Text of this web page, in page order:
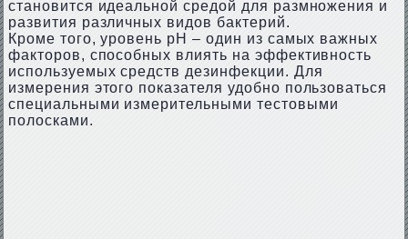
становится идеальной средой для размножения и
развития различных видов бактерий.
Кроме того, уровень pH – один из самых важных
факторов, способных влиять на эффективность
используемых средств дезинфекции. Для
измерения этого показателя удобно пользоваться
специальными измерительными тестовыми
полосками.